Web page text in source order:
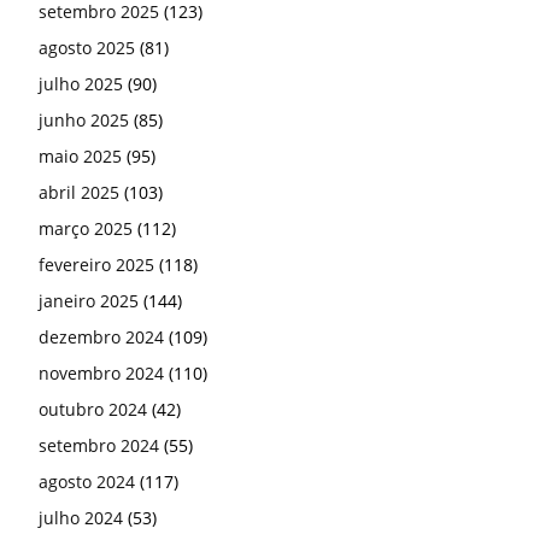
setembro 2025 (123)
agosto 2025 (81)
julho 2025 (90)
junho 2025 (85)
maio 2025 (95)
abril 2025 (103)
março 2025 (112)
fevereiro 2025 (118)
janeiro 2025 (144)
dezembro 2024 (109)
novembro 2024 (110)
outubro 2024 (42)
setembro 2024 (55)
agosto 2024 (117)
julho 2024 (53)